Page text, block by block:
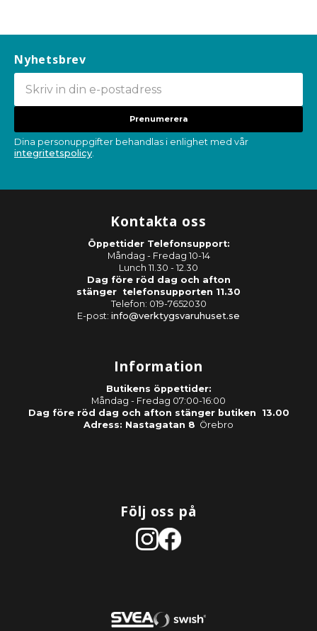
Nyhetsbrev
Prenumerera
Dina personuppgifter behandlas i enlighet med vår
integritetspolicy.
Kontakta oss
Öppettider Telefonsupport:
Måndag - Fredag 10-14
Lunch 11.30 - 12.30
Dag före röd dag och afton
stänger telefonsupporten 11.30
Telefon: 019-7652030
E-post: info@verktygsvaruhuset.se
Information
Butikens öppettider:
Måndag - Fredag 07:00-16:00
Dag före röd dag och afton stänger butiken 13.00
Adress: Nastagatan 8 Örebro
Följ oss på